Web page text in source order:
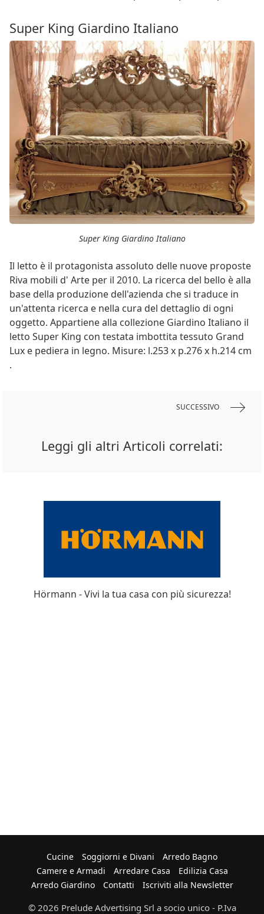
Super King Giardino Italiano
Super King Giardino Italiano
Il letto è il protagonista assoluto delle nuove proposte
Riva mobili d' Arte per il 2010. La ricerca del bello è alla
base della produzione dell'azienda che si traduce in
un'attenta ricerca e nella cura del dettaglio di ogni
oggetto. Appartiene alla collezione Giardino Italiano il
letto Super King con testata imbottita tessuto Grand
Lux e pediera in legno. Misure: l.253 x p.276 x h.214 cm
.
SUCCESSIVO
Leggi gli altri Articoli correlati:
Hörmann - Vivi la tua casa con più sicurezza!
Cucine Soggiorni e Divani
Arredo Bagno
Camere e Armadi
Arredare Casa
Edilizia Casa
Arredo Giardino
Contatti Iscriviti alla Newsletter
© 2026 Prelude Advertising Srl a socio unico - P.Iva